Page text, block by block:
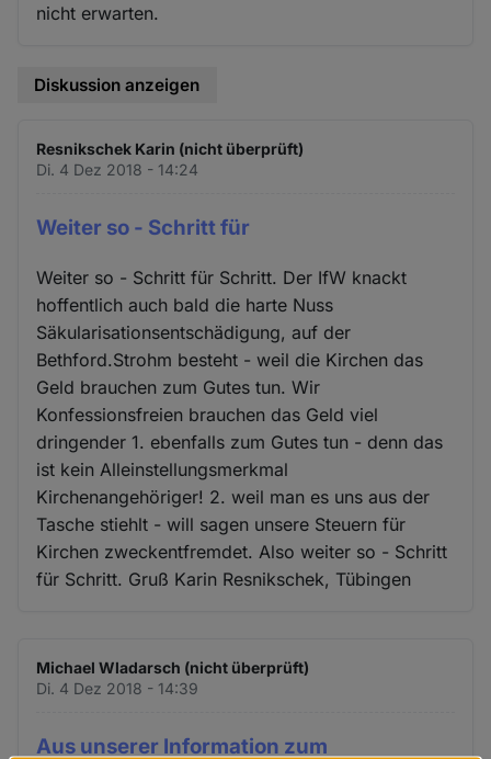
nicht erwarten.
Diskussion anzeigen
Resnikschek Karin (nicht überprüft)
Di. 4 Dez 2018 - 14:24
Weiter so - Schritt für
Weiter so - Schritt für Schritt. Der IfW knackt
hoffentlich auch bald die harte Nuss
Säkularisationsentschädigung, auf der
Bethford.Strohm besteht - weil die Kirchen das
Geld brauchen zum Gutes tun. Wir
Konfessionsfreien brauchen das Geld viel
dringender 1. ebenfalls zum Gutes tun - denn das
ist kein Alleinstellungsmerkmal
Kirchenangehöriger! 2. weil man es uns aus der
Tasche stiehlt - will sagen unsere Steuern für
Kirchen zweckentfremdet. Also weiter so - Schritt
für Schritt. Gruß Karin Resnikschek, Tübingen
Michael Wladarsch (nicht überprüft)
Di. 4 Dez 2018 - 14:39
Aus unserer Information zum